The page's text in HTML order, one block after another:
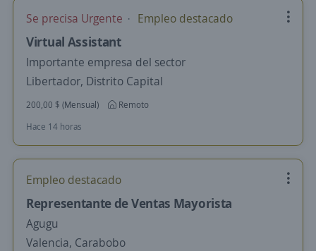
Se precisa Urgente Empleo destacado
Virtual Assistant
Importante empresa del sector
Libertador, Distrito Capital
200,00 $ (Mensual)
Remoto
Hace 14 horas
Empleo destacado
Representante de Ventas Mayorista
Agugu
Valencia, Carabobo